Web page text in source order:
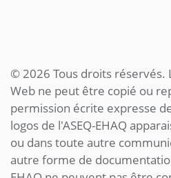
© 2026 Tous droits réservés.
Web ne peut être copié ou
permission écrite expresse
logos de l'ASEQ-EHAQ
ou dans toute autre
autre forme de